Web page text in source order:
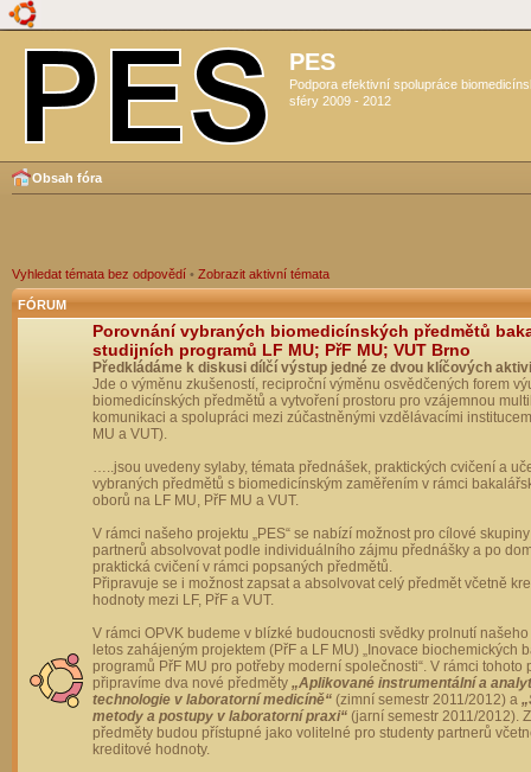
PES
Podpora efektivní spolupráce
sféry 2009 - 2012
Obsah fóra
Vyhledat témata bez odpovědí • Zobrazit aktivní témata
FÓRUM
Porovnání vybraných biomedicínských předmětů
studijních programů LF MU; PřF MU; VUT Brno
Předkládáme k diskusi dílčí výstup jedné ze dvou klíčových
Jde o výměnu zkušeností, reciproční výměnu osvědčených forem
biomedicínských předmětů a vytvoření prostoru pro vzájemnou
komunikaci a spolupráci mezi zúčastněnými vzdělávacími
MU a VUT).
…..jsou uvedeny sylaby, témata přednášek, praktických cvičení a
vybraných předmětů s biomedicínským zaměřením v rámci
oborů na LF MU, PřF MU a VUT.
V rámci našeho projektu „PES“ se nabízí možnost pro cílové
partnerů absolvovat podle individuálního zájmu přednášky a po
praktická cvičení v rámci popsaných předmětů.
Připravuje se i možnost zapsat a absolvovat celý předmět včetně
hodnoty mezi LF, PřF a VUT.
V rámci OPVK budeme v blízké budoucnosti svědky prolnutí
letos zahájeným projektem (PřF a LF MU) „Inovace biochemických
programů PřF MU pro potřeby moderní společnosti“. V rámci tohoto
připravíme dva nové předměty „Aplikované instrumentální a
technologie v laboratorní medicíně“ (zimní semestr 2011/2012) a
metody a postupy v laboratorní praxi“ (jarní semestr 2011/2012).
předměty budou přístupné jako volitelné pro studenty partnerů
kreditové hodnoty.